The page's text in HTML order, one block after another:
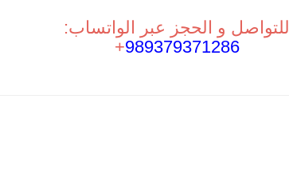
للتواصل و الحجز عبر الواتساب:
989379371286
+